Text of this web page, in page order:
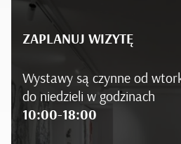
ZAPLANUJ WIZYTĘ
Wystawy są czynne od
do niedzieli w godzinach
10:00-18:00